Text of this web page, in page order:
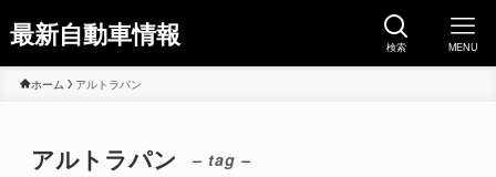
最新自動車情報 検索 MENU
ホーム アルトラパン
アルトラパン – tag –